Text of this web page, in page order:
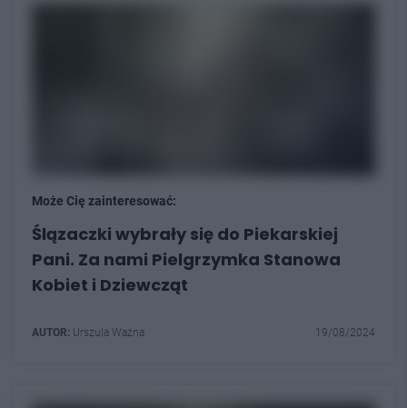
Może Cię zainteresować:
Ślązaczki wybrały się do Piekarskiej
Pani. Za nami Pielgrzymka Stanowa
Kobiet i Dziewcząt
AUTOR: Urszula Ważna 19/08/2024